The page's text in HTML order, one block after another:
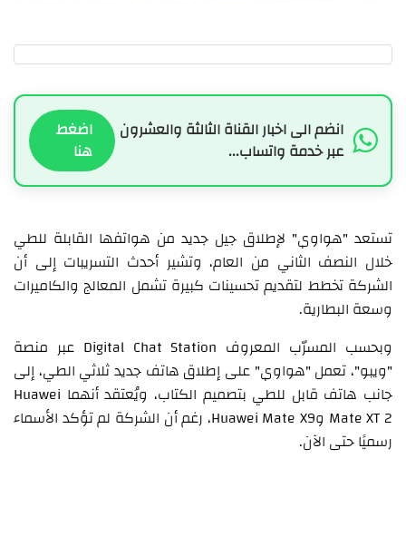
انضم الى اخبار القناة الثالثة والعشرون
عبر خدمة واتساب...
اضغط
هنا
تستعد "هواوي" لإطلاق جيل جديد من هواتفها القابلة للطي
خلال النصف الثاني من العام، وتشير أحدث التسريبات إلى أن
الشركة تخطط لتقديم تحسينات كبيرة تشمل المعالج والكاميرات
وسعة البطارية.
وبحسب المسرّب المعروف Digital Chat Station عبر منصة
"ويبو"، تعمل "هواوي" على إطلاق هاتف جديد ثلاثي الطي، إلى
جانب هاتف قابل للطي بتصميم الكتاب، ويُعتقد أنهما Huawei
Mate XT 2 وHuawei Mate X9، رغم أن الشركة لم تؤكد الأسماء
رسميًا حتى الآن.